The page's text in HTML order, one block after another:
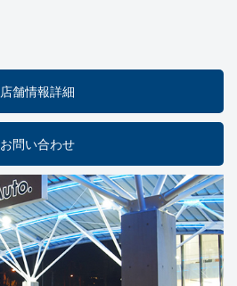
店舗情報詳細
お問い合わせ